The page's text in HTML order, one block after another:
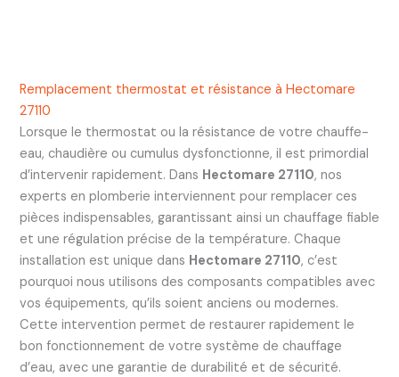
Remplacement thermostat et résistance à Hectomare
27110
Lorsque le thermostat ou la résistance de votre chauffe-
eau, chaudière ou cumulus dysfonctionne, il est primordial
d’intervenir rapidement. Dans Hectomare 27110, nos
experts en plomberie interviennent pour remplacer ces
pièces indispensables, garantissant ainsi un chauffage fiable
et une régulation précise de la température. Chaque
installation est unique dans Hectomare 27110, c’est
pourquoi nous utilisons des composants compatibles avec
vos équipements, qu’ils soient anciens ou modernes.
Cette intervention permet de restaurer rapidement le
bon fonctionnement de votre système de chauffage
d’eau, avec une garantie de durabilité et de sécurité.